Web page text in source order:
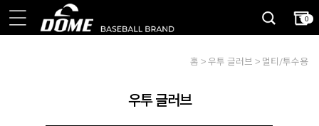
0
홈 우투 글러브 멀티/투수용
우투 글러브